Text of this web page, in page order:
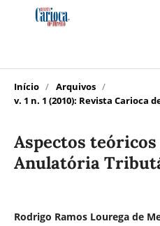
Início / Arquivos /
v. 1 n. 1 (2010): Revista Carioca
Aspectos teóricos
Anulatória
Rodrigo Ramos Lourega de